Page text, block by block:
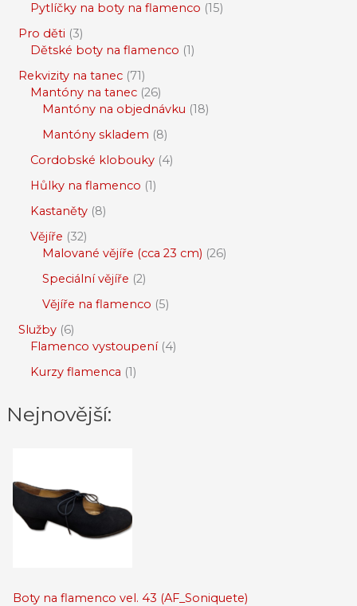
Pytlíčky na boty na flamenco 15
Pro děti 3
Dětské boty na flamenco 1
Rekvizity na tanec 71
Mantóny na tanec 26
Mantóny na objednávku 18
Mantóny skladem 8
Cordobské klobouky 4
Hůlky na flamenco 1
Kastaněty 8
Vějíře 32
Malované vějíře (cca 23 cm) 26
Speciální vějíře 2
Vějíře na flamenco 5
Služby 6
Flamenco vystoupení 4
Kurzy flamenca 1
Nejnovější:
Boty na flamenco vel. 43 (AF_Soniquete)